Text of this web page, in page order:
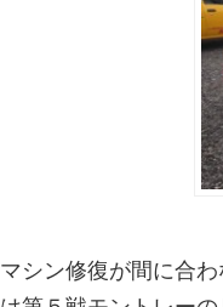
マシン修復が間に合